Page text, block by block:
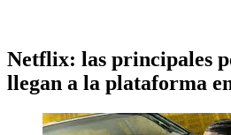
Netflix: las principales
llegan a la plataforma